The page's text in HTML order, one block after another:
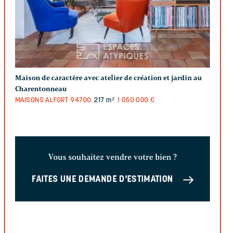
Maison de caractère avec atelier de création et jardin au
Charentonneau
MAISONS ALFORT 94700 217 m² 1 050 000 €
Vous souhaitez vendre votre bien ?
FAITES UNE DEMANDE D'ESTIMATION